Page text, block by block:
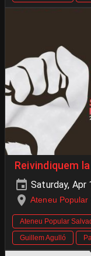
Reivindiquem
Saturday, Apr
Ateneu Popular
Ateneu Popular
Guillem Agulló